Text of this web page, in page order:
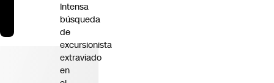
Intensa
búsqueda
de
excursionista
extraviado
en